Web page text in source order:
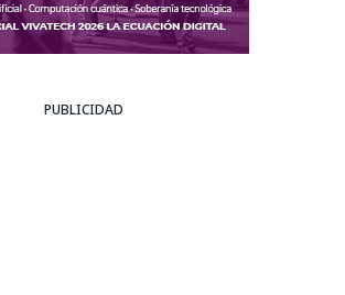
PUBLICIDAD